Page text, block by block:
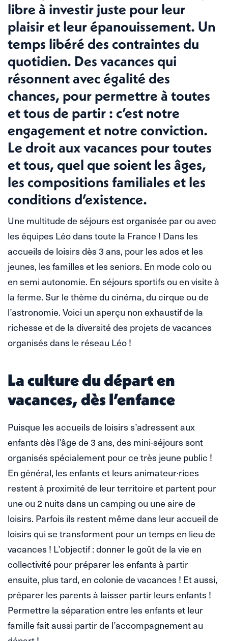
libre à investir juste pour leur
plaisir et leur épanouissement. Un
temps libéré des contraintes du
quotidien. Des vacances qui
résonnent avec égalité des
chances, pour permettre à toutes
et tous de partir : c’est notre
engagement et notre conviction.
Le droit aux vacances pour toutes
et tous, quel que soient les âges,
les compositions familiales et les
conditions d’existence.
Une multitude de séjours est organisée par ou avec
les équipes Léo dans toute la France ! Dans les
accueils de loisirs dès 3 ans, pour les ados et les
jeunes, les familles et les seniors. En mode colo ou
en semi autonomie. En séjours sportifs ou en visite à
la ferme. Sur le thème du cinéma, du cirque ou de
l’astronomie. Voici un aperçu non exhaustif de la
richesse et de la diversité des projets de vacances
organisés dans le réseau Léo !
La culture du départ en
vacances, dès l’enfance
Puisque les accueils de loisirs s’adressent aux
enfants dès l’âge de 3 ans, des mini-séjours sont
organisés spécialement pour ce très jeune public !
En général, les enfants et leurs animateur·rices
restent à proximité de leur territoire et partent pour
une ou 2 nuits dans un camping ou une aire de
loisirs. Parfois ils restent même dans leur accueil de
loisirs qui se transforment pour un temps en lieu de
vacances ! L’objectif : donner le goût de la vie en
collectivité pour préparer les enfants à partir
ensuite, plus tard, en colonie de vacances ! Et aussi,
préparer les parents à laisser partir leurs enfants !
Permettre la séparation entre les enfants et leur
famille fait aussi partir de l’accompagnement au